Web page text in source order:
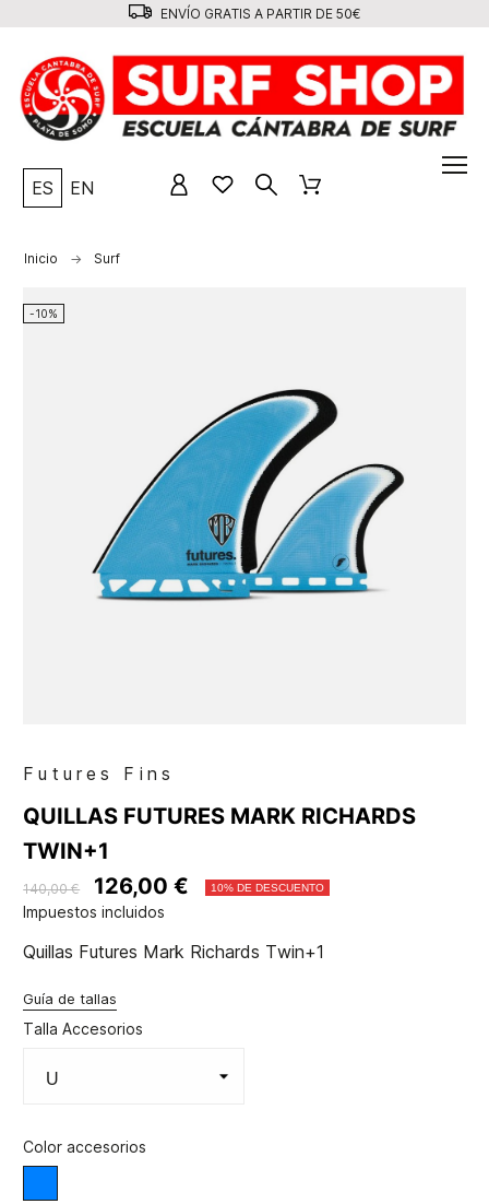
ENVÍO GRATIS A PARTIR DE 50€
ES EN
Inicio Surf
-10%
Futures Fins
QUILLAS FUTURES MARK RICHARDS
TWIN+1
140,00 € 126,00 € 10% DE DESCUENTO
Impuestos incluidos
Quillas Futures Mark Richards Twin+1
Guía de tallas
Talla Accesorios
Color accesorios